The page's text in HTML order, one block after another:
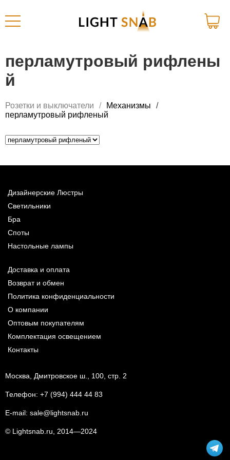
перламутровый рифлены
й
Розетки и выключатели
Механизмы
перламутровый рифленый
Дизайнерские Люстры
Светильники
Бра
Споты
Настольные лампы
Доставка и оплата
Возврат и обмен
Политика конфиденциальности
О компании
Оптовым покупателям
Комплектация освещением
Контакты
Москва, Дмитровское ш., 100, стр. 2
Телефон: +7 (994) 444 44 83
E-mail: sale@lightsnab.ru
© Lightsnab.ru, 2014—2024